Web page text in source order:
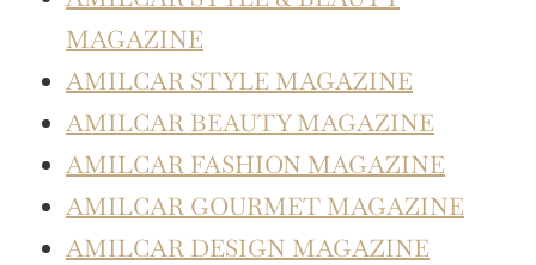
MAGAZINE
AMILCAR STYLE MAGAZINE
AMILCAR BEAUTY MAGAZINE
AMILCAR FASHION MAGAZINE
AMILCAR GOURMET MAGAZINE
AMILCAR DESIGN MAGAZINE